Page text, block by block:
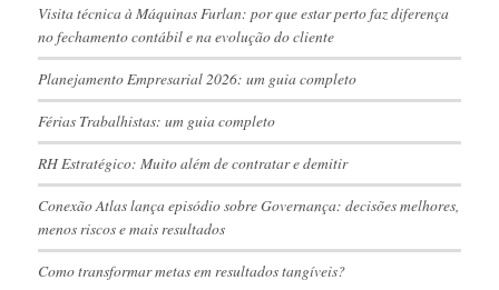
Visita técnica à Máquinas Furlan: por que estar perto faz diferença
no fechamento contábil e na evolução do cliente
Planejamento Empresarial 2026: um guia completo
Férias Trabalhistas: um guia completo
RH Estratégico: Muito além de contratar e demitir
Conexão Atlas lança episódio sobre Governança: decisões melhores,
menos riscos e mais resultados
Como transformar metas em resultados tangíveis?